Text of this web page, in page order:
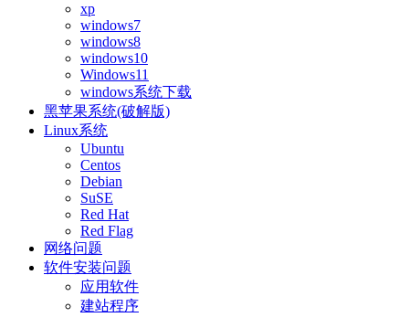
xp
windows7
windows8
windows10
Windows11
windows系统下载
黑苹果系统(破解版)
Linux系统
Ubuntu
Centos
Debian
SuSE
Red Hat
Red Flag
网络问题
软件安装问题
应用软件
建站程序